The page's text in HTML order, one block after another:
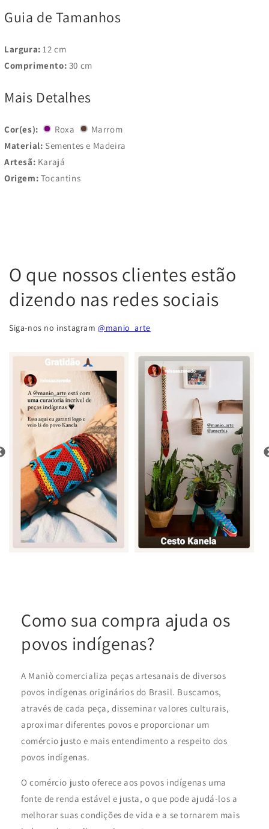
Guia de Tamanhos
Largura: 12 cm
Comprimento: 30 cm
Mais Detalhes
Cor(es): Roxa
Marrom
Material: Sementes e Madeira
Artesã: Karajá
Origem: Tocantins
O que nossos clientes estão
dizendo nas redes sociais
Siga-nos no instagram@manio_arte
Como sua compra ajuda os
povos indígenas?
A Maniò comercializa peças artesanais de diversos
povos indígenas originários do Brasil. Buscamos,
através de cada peça, disseminar valores culturais,
aproximar diferentes povos e proporcionar um
comércio justo e mais entendimento a respeito dos
povos indígenas.
O comércio justo oferece aos povos indígenas uma
fonte de renda estável e justa, o que pode ajudá-los a
melhorar suas condições de vida e a se tornarem mais